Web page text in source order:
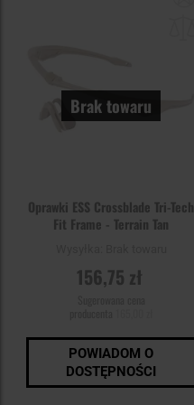
Brak towaru
Oprawki ESS Crossblade Tri-Tech
Fit Frame - Terrain Tan
156,75 zł
POWIADOM O
DOSTĘPNOŚCI